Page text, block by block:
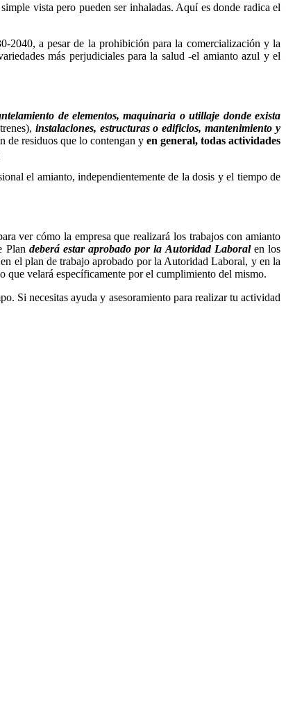
vista pero pueden ser inhaladas. Aquí es donde radica el
2040, a pesar de la prohibición para la comercialización y la
más perjudiciales para la salud -el amianto azul y el
de elementos, maquinaria o utillaje donde exista
instalaciones, estructuras o edificios, mantenimiento y
de residuos que lo contengan y en general, todas actividades
el amianto, independientemente de la dosis y el tiempo de
ver cómo la empresa que realizará los trabajos con amianto
Plan deberá estar aprobado por la Autoridad Laboralen los
el plan de trabajo aprobado por la Autoridad Laboral, y en la
que velará específicamente por el cumplimiento del mismo.
Si necesitas ayuda y asesoramiento para realizar tu actividad